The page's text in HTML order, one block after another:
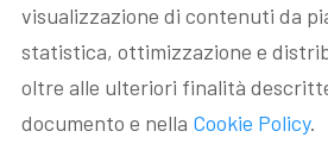
visualizzazione di contenuti da
statistica, ottimizzazione e
oltre alle ulteriori finalità
documento e nella Cookie Policy.